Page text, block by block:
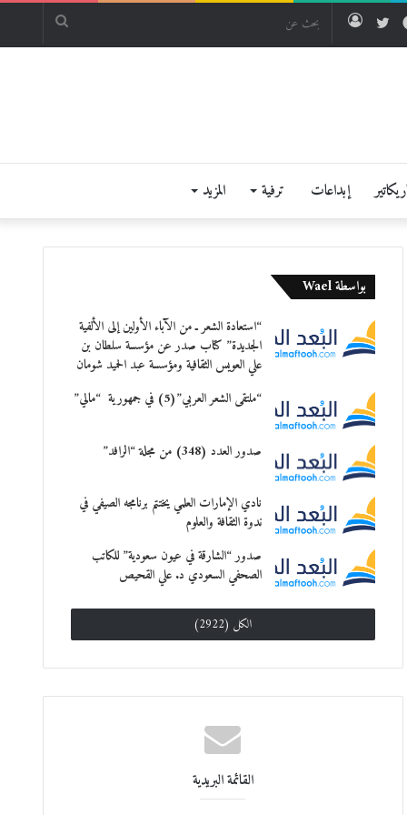
تسجيل
تويتر فيسبوك
إبداعات ترفية المزيد
بواسطة Wael
“استعادة الشعر ـ من الآباء الأولين إلى الألفية
الجديدة” كتاب صدر عن مؤسسة سلطان بن
علي العويس الثقافية ومؤسسة عبد الحميد شومان
“ملتقى الشعر العربي”(5) في جمهورية “مالي”
صدور العدد (348) من مجلة “الرافد”
نادي الإمارات العلمي يختتم برنامجه الصيفي في
ندوة الثقافة والعلوم
صدور “الشارقة في عيون سعودية” للكاتب
الصحفي السعودي د. علي القحيص
الكل (2922)
القائمة البريدية